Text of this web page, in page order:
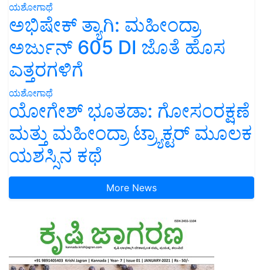
ಯಶೋಗಾಥೆ
ಅಭಿಷೇಕ್ ತ್ಯಾಗಿ: ಮಹೀಂದ್ರಾ
ಅರ್ಜುನ್ 605 DI ಜೊತೆ ಹೊಸ
ಎತ್ತರಗಳಿಗೆ
ಯಶೋಗಾಥೆ
ಯೋಗೇಶ್ ಭೂತಡಾ: ಗೋಸಂರಕ್ಷಣೆ
ಮತ್ತು ಮಹೀಂದ್ರಾ ಟ್ರ್ಯಾಕ್ಟರ್ ಮೂಲಕ
ಯಶಸ್ಸಿನ ಕಥೆ
More News